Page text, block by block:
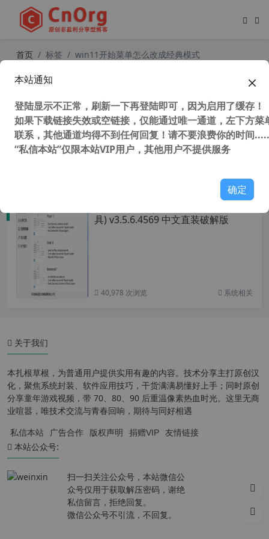
首页 标签 win11开始菜单怎么改成经典模式
Stardock Start11 (Win11开始菜单增
具) v3.5.6.4569 中文直装破解版
40,978 次浏览 系统相关
关于我们
本扎根草根，为普通用户提供实用有趣的内容。技术分享主打原创汉
化，聚焦系统封装、软件应用技巧，干货满满易懂好上手；同时原创
分享童年游戏视频，带 70、80、90 后重温像素热血时光。这里无商
业喧嚣，唯技术交流与青春回响，期待与同好相遇
私信本站 广告合作 版权声明 捐赠VIP 友情链接
本站公众号:
扫一扫关注公众号，本站微信公
众号仅用于获取解压密码，谢绝
私信留言，拒绝回复。
微信公众号不引流，不回复。
本站通知
登陆显示不正常，刷新一下再登陆即可，因为启用了缓存！
如果下载链接失效或空链接，仅能通过唯一通道，左下方菜
联系，其他通道均得不到任何回复！请不要浪费你的时间
“私信本站”仅限本站VIP用户，其他用户不提供服务
确定